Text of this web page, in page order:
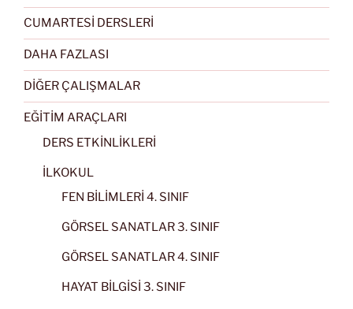
CUMARTESİ DERSLERİ
DAHA FAZLASI
DİĞER ÇALIŞMALAR
EĞİTİM ARAÇLARI
DERS ETKİNLİKLERİ
İLKOKUL
FEN BİLİMLERİ 4. SINIF
GÖRSEL SANATLAR 3. SINIF
GÖRSEL SANATLAR 4. SINIF
HAYAT BİLGİSİ 3. SINIF